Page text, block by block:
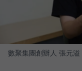
數聚集團創辦人 張元溢